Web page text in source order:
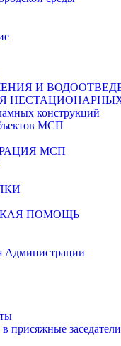
И
конструкций
МСП
МСП
ПОМОЩЬ
Администрации
присяжные